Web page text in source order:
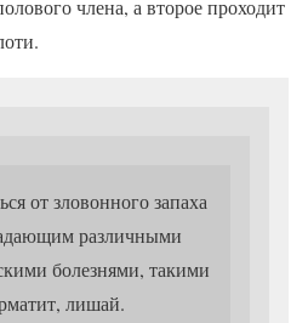
члена, а второе проходит
от зловонного запаха
различными
болезнями, такими
лишай.